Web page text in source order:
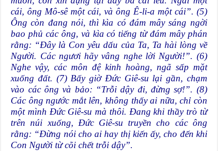
cái, ông Mô-sê một cái, và ông Ê-li-a một cái”. (5)
Ông còn đang nói, thì kìa có đám mây sáng ngời
bao phủ các ông, và kìa có tiếng từ đám mây phán
rằng: “Đây là Con yêu dấu của Ta, Ta hài lòng về
Người. Các ngươi hãy vâng nghe lời Người!”. (6)
Nghe vậy, các môn đệ kinh hoàng, ngã sấp mặt
xuống đất. (7) Bấy giờ Đức Giê-su lại gần, chạm
vào các ông và bảo: “Trỗi dậy đi, đừng sợ!”. (8)
Các ông ngước mắt lên, không thấy ai nữa, chỉ còn
một mình Đức Giê-su mà thôi. Đang khi thầy trò từ
trên núi xuống, Đức Giê-su truyền cho các ông
rằng: “Đừng nói cho ai hay thị kiến ấy, cho đến khi
Con Người từ cõi chết trỗi dậy”.